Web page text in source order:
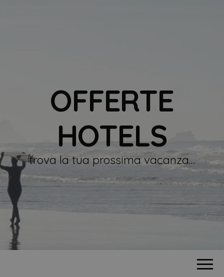
OFFERTE
HOTELS
trova la tua prossima vacanza…